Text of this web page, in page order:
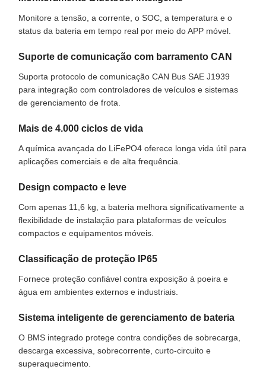
Monitore a tensão, a corrente, o SOC, a temperatura e o
status da bateria em tempo real por meio do APP móvel.
Suporte de comunicação com barramento CAN
Suporta protocolo de comunicação CAN Bus SAE J1939
para integração com controladores de veículos e sistemas
de gerenciamento de frota.
Mais de 4.000 ciclos de vida
A química avançada do LiFePO4 oferece longa vida útil para
aplicações comerciais e de alta frequência.
Design compacto e leve
Com apenas 11,6 kg, a bateria melhora significativamente a
flexibilidade de instalação para plataformas de veículos
compactos e equipamentos móveis.
Classificação de proteção IP65
Fornece proteção confiável contra exposição à poeira e
água em ambientes externos e industriais.
Sistema inteligente de gerenciamento de bateria
O BMS integrado protege contra condições de sobrecarga,
descarga excessiva, sobrecorrente, curto-circuito e
superaquecimento.